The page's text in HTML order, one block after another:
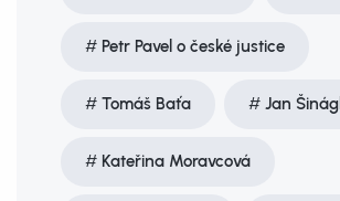
Petr Pavel o české justice
Tomáš Baťa Jan Šinágl
Kateřina Moravcová